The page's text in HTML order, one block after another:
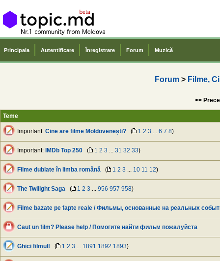
Principala Autentificare Înregistrare Forum Muzică
Forum> Filme,
<<
Teme
Important: Cine are filme Moldovenești? ( 1 2 3 6 7 8)
Important: IMDb Top 250 ( 1 2 3 31 32 33)
Filme dublate în limba română ( 1 2 3 10 11 12)
The Twilight Saga ( 1 2 3 956 957 958)
Filme bazate pe fapte reale / Фильмы, основанные на реальных
Caut un film? Please help / Помогите найти фильм пожалуйста
Ghici filmul! ( 1 2 3 1891 1892 1893)